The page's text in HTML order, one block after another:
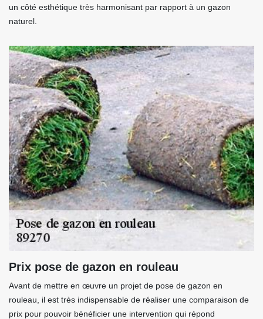
un côté esthétique très harmonisant par rapport à un gazon
naturel.
Prix pose de gazon en rouleau
Avant de mettre en œuvre un projet de pose de gazon en
rouleau, il est très indispensable de réaliser une comparaison de
prix pour pouvoir bénéficier une intervention qui répond